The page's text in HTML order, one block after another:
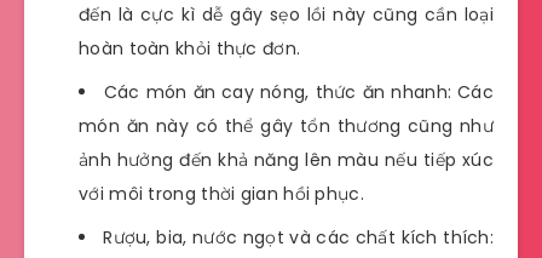
đến là cực kì dễ gây sẹo lồi này cũng cần loại
hoàn toàn khỏi thực đơn.
Các món ăn cay nóng, thức ăn nhanh: Các
món ăn này có thể gây tổn thương cũng như
ảnh hưởng đến khả năng lên màu nếu tiếp xúc
với môi trong thời gian hồi phục.
Rượu, bia, nước ngọt và các chất kích thích: